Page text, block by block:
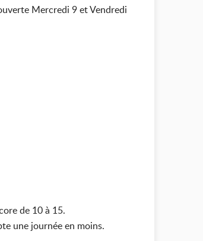
Mercredi 9 et Vendredi
de 10 à 15.
une journée en moins.